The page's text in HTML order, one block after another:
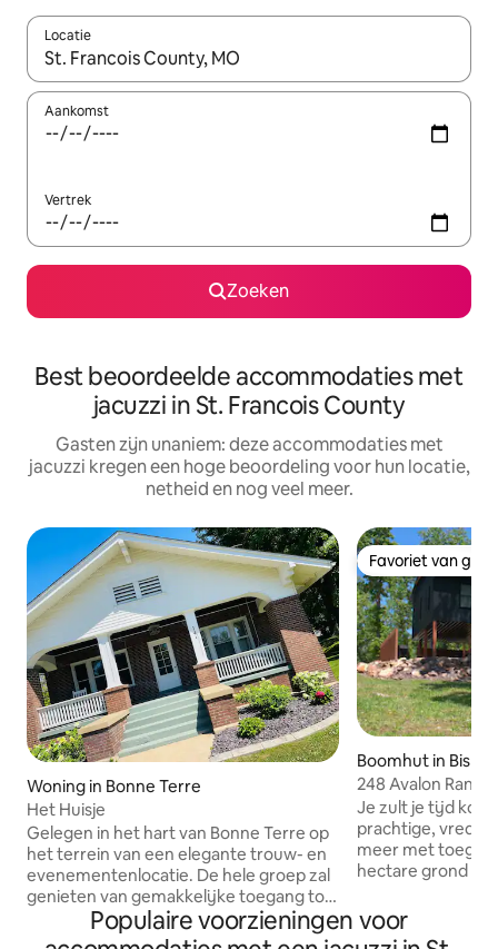
Locatie
Wanneer er suggesties beschikbaar zijn, maak je een keuze
Aankomst
Vertrek
Zoeken
Best beoordeelde accommodaties met
jacuzzi in St. Francois County
Gasten zijn unaniem: deze accommodaties met
jacuzzi kregen een hoge beoordeling voor hun locatie,
netheid en nog veel meer.
Woning in Bonne Terre
Het Huisje
Gelegen in het hart van Bonne Terre op
het terrein van een elegante trouw- en
evenementenlocatie. De hele groep zal
genieten van gemakkelijke toegang tot
alles vanuit deze centraal gelegen plek.
Alle voorzieningen die iemand nodig zou
Favoriet van
Favoriet van
Boomhut in
248 Avalon
Je zult je tijd
prachtige,
meer met
hectare grond
Het meer is
blauwe
Populaire voorzieningen voor